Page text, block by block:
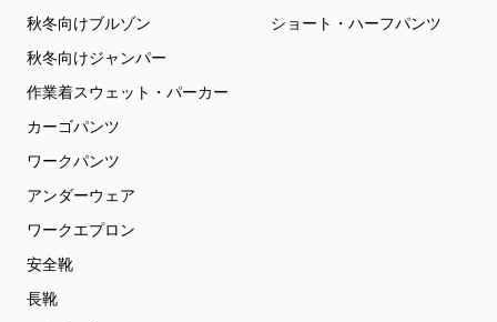
秋冬向けブルゾン
秋冬向けジャンパー
作業着スウェット・パーカー
カーゴパンツ
ワークパンツ
アンダーウェア
ワークエプロン
安全靴
長靴
ショート・ハーフパンツ